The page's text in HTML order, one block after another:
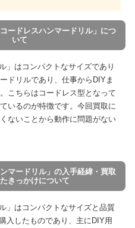
ードレスハンマードリル」につ
いて
」はコンパクトなサイズであり
ドリルであり、仕事からDIYま
こちらはコードレス型となって
いるのが特徴です。今回買取に
ないことから動作に問題がない
マードリル」の入手経緯・買取
きっかけについて
」はコンパクトなサイズと品質
入したものであり、主にDIY用